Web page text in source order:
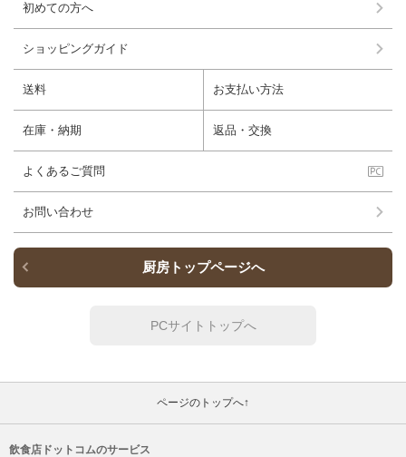
初めての方へ
ショッピングガイド
送料 お支払い方法
在庫・納期 返品・交換
よくあるご質問
お問い合わせ
厨房トップページへ
PCサイトトップへ
ページのトップへ↑
飲食店ドットコムのサービス